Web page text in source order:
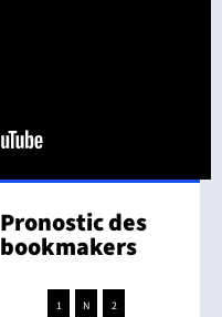
Pronostic des
bookmakers
1 N 2